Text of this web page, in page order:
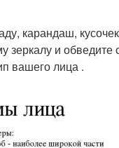
карандаш,
зеркалу и обведите
вашего лица .